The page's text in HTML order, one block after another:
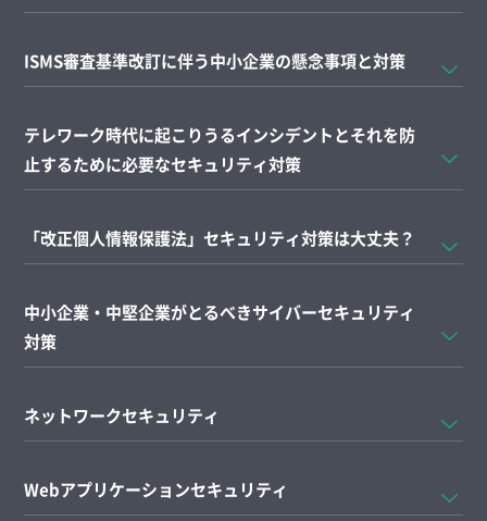
ISMS審査基準改訂に伴う中小企業の懸念事項と対策
テレワーク時代に起こりうるインシデントとそれを防
止するために必要なセキュリティ対策
「改正個人情報保護法」セキュリティ対策は大丈夫？
中小企業・中堅企業がとるべきサイバーセキュリティ
対策
ネットワークセキュリティ
Webアプリケーションセキュリティ